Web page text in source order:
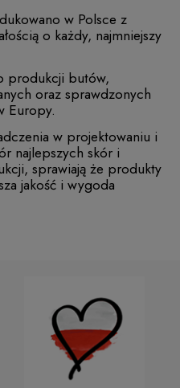
w Polsce z
o każdy, najmniejszy
produkcji butów,
oraz sprawdzonych
Europy.
w projektowaniu i
najlepszych skór i
sprawiają że produkty
jakość i wygoda